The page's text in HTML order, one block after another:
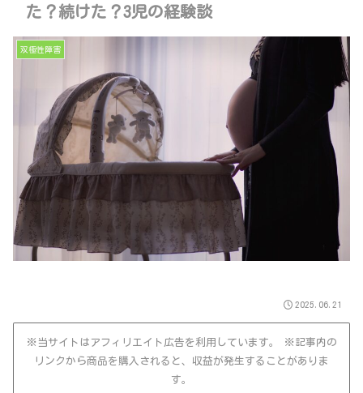
た？続けた？3児の経験談
双極性障害
2025.06.21
※当サイトはアフィリエイト広告を利用しています。 ※記事内の
リンクから商品を購入されると、収益が発生することがありま
す。